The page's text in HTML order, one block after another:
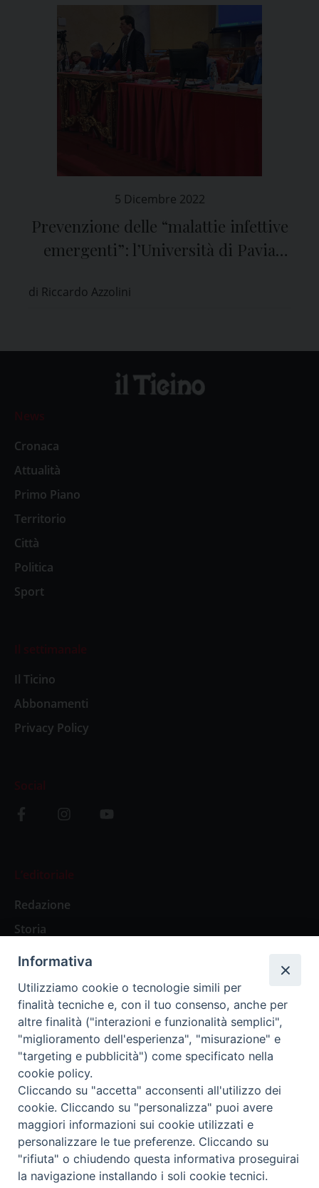
5 Dicembre 2022
Prevenzione delle “malattie infettive
emergenti”: l’Università di Pavia
di Riccardo Azzolini
News
Cronaca
Attualità
Primo Piano
Territorio
Città
Politica
Sport
Il settimanale
Il Ticino
Abbonamenti
Privacy Policy
Social
L’editoriale
Redazione
Storia
Abbonamenti
Abbonamento Annuale Digitale
Abbonamento Annuale Cartaceo
Abbonamento Singola Copia Digitale
Redazione: Pavia, Piazza Duomo 11 - tel. 0382.24736 -
amministrazione@ilticino.it - repossi@ilticino.it - P.
IVA: 00213430184
Informativa
Utilizziamo cookie o tecnologie simili per
finalità tecniche e, con il tuo consenso, anche per
altre finalità ("interazioni e funzionalità semplici",
"miglioramento dell'esperienza", "misurazione" e
"targeting e pubblicità") come specificato nella
cookie policy.
Cliccando su "accetta" acconsenti all'utilizzo dei
cookie. Cliccando su "personalizza" puoi avere
maggiori informazioni sui cookie utilizzati e
personalizzare le tue preferenze. Cliccando su
"rifiuta" o chiudendo questa informativa proseguirai
la navigazione installando i soli cookie tecnici.